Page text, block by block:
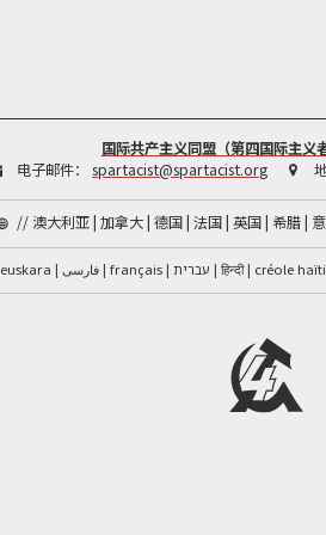
国际共产主义同盟（第四国际主义
电子邮件： spartacist@spartacist.org
// 澳大利亚 加拿大 德国 法国 英国 希腊
euskara فارسی français עברית हिन्दी créole